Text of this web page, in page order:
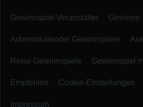
Gewinnspiel Veranstalter Gewinne
Adventskalender Gewinnspiele
Reise Gewinnspiele Gewinnspiel
Empfehlen Cookie-Einstellungen
Impressum